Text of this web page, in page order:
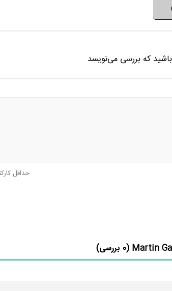
که بررسی می‌نویسد
حداقل
0 بررسی)